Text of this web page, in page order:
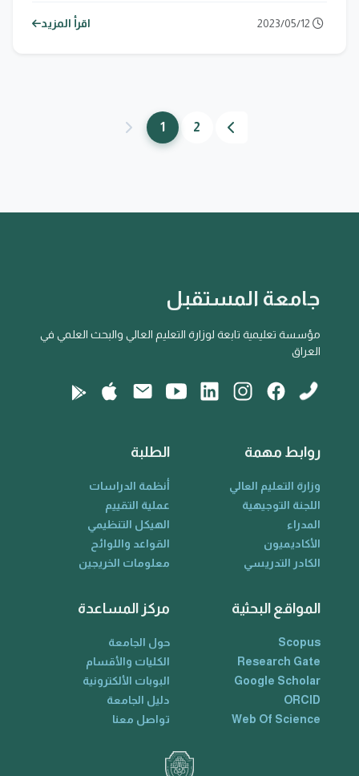
اقرأ المزيد
1 2
جامعة المستقبل
مؤسسة تعليمية تابعة لوزارة التعليم العالي والبحث العلمي في
العراق
روابط مهمة
وزارة التعليم العالي
اللجنة التوجيهية
المدراء
الأكاديميون
الكادر التدريسي
الطلبة
أنظمة الدراسات
عملية التقييم
الهيكل التنظيمي
القواعد واللوائح
معلومات الخريجين
المواقع البحثية
Scopus
Research Gate
Google Scholar
ORCID
Web Of Science
مركز المساعدة
حول الجامعة
الكليات والأقسام
البوبات الألكترونية
دليل الجامعة
تواصل معنا